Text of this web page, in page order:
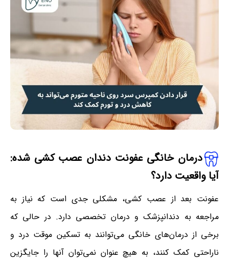
درمان خانگی عفونت دندان عصب کشی شده:
آیا واقعیت دارد؟
عفونت بعد از عصب کشی، مشکلی جدی است که نیاز به
مراجعه به دندانپزشک و درمان تخصصی دارد. در حالی که
برخی از درمان‌های خانگی می‌توانند به تسکین موقت درد و
ناراحتی کمک کنند، به هیچ عنوان نمی‌توان آنها را جایگزین